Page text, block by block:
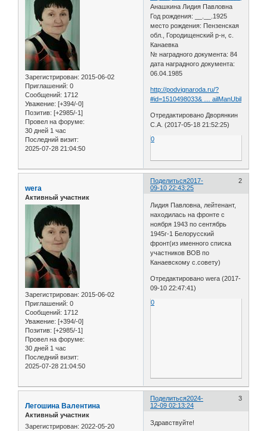
Зарегистрирован: 2015-06-02
Приглашений: 0
Сообщений: 1712
Уважение: [+394/-0]
Позитив: [+2985/-1]
Провел на форуме:
30 дней 1 час
Последний визит:
2025-07-28 21:04:50
Анашкина Лидия Павловна
Год рождения: __.__.1925
место рождения: Пензенская
обл., Городищенский р-н, с.
Канаевка
№ наградного документа: 84
дата наградного документа:
06.04.1985
http://podvignaroda.ru/?
#id=1510498033& … ailManUbil
Отредактировано Дворянкин
С.А. (2017-05-18 21:52:25)
0
Поделиться 2
2017-
09-10 22:43:25
wera
Активный участник
Зарегистрирован: 2015-06-02
Приглашений: 0
Сообщений: 1712
Уважение: [+394/-0]
Позитив: [+2985/-1]
Провел на форуме:
30 дней 1 час
Последний визит:
2025-07-28 21:04:50
Лидия Павловна, лейтенант,
находилась на фронте с
ноября 1943 по сентябрь
1945г-1 Белорусский
фронт(из именного списка
участников ВОВ по
Канаевскому с.совету)
Отредактировано wera (2017-
09-10 22:47:41)
0
Поделиться 3
2024-
12-09 02:13:24
Легошина Валентина
Активный участник
Зарегистрирован: 2022-05-20
Здравствуйте!